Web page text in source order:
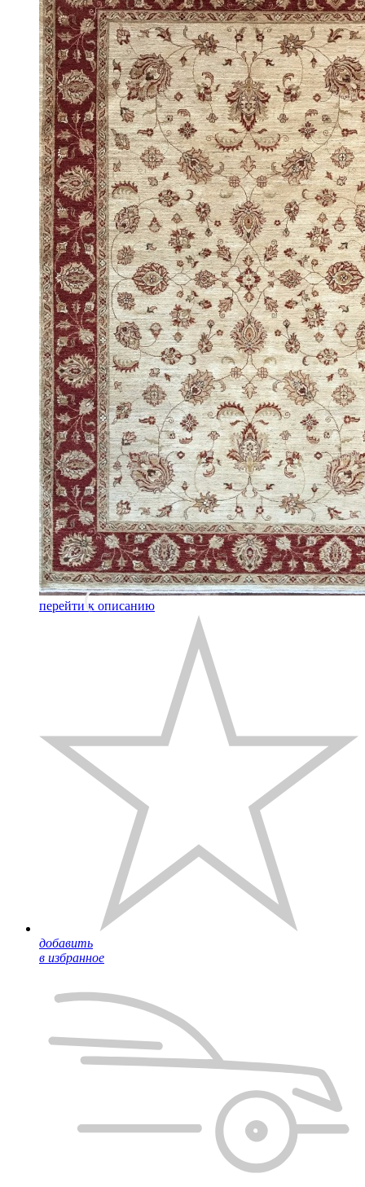
перейти к описанию
добавить
в избранное